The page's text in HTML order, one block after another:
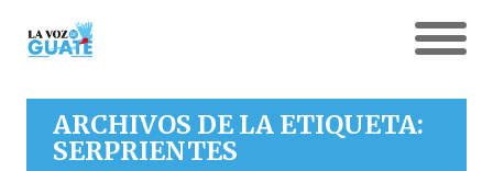
ARCHIVOS DE LA ETIQUETA:
SERPRIENTES